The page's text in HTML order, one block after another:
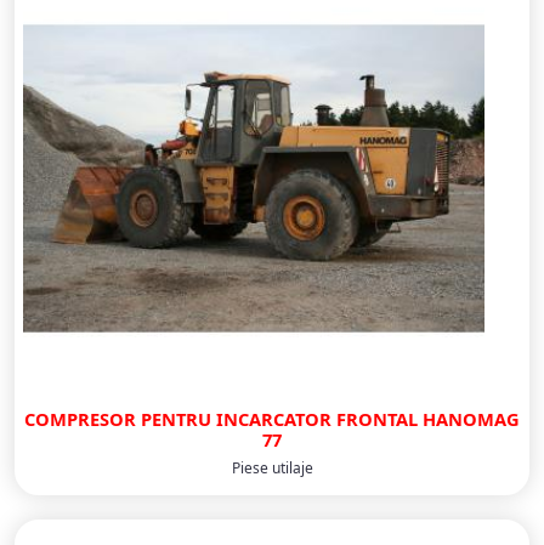
COMPRESOR PENTRU INCARCATOR FRONTAL HANOMAG
77
Piese utilaje